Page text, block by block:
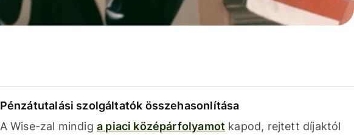
Pénzátutalási szolgáltatók összehasonlítása
A Wise-zal mindig a piaci középárfolyamot kapod, rejtett díjaktól